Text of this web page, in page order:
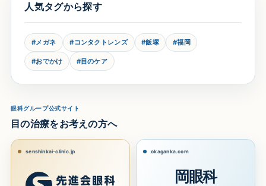
人気タグから探す
#メガネ #コンタクトレンズ #飯塚 #福岡
#おでかけ #目のケア
眼科グループ公式サイト
目の治療をお考えの方へ
senshinkai-clinic.jp okaganka.com
岡眼科